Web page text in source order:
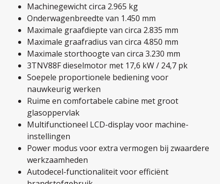
Machinegewicht circa 2.965 kg
Onderwagenbreedte van 1.450 mm
Maximale graafdiepte van circa 2.835 mm
Maximale graafradius van circa 4.850 mm
Maximale storthoogte van circa 3.230 mm
3TNV88F dieselmotor met 17,6 kW / 24,7 pk
Soepele proportionele bediening voor
nauwkeurig werken
Ruime en comfortabele cabine met groot
glasoppervlak
Multifunctioneel LCD-display voor machine-
instellingen
Power modus voor extra vermogen bij zwaardere
werkzaamheden
Autodecel-functionaliteit voor efficiënt